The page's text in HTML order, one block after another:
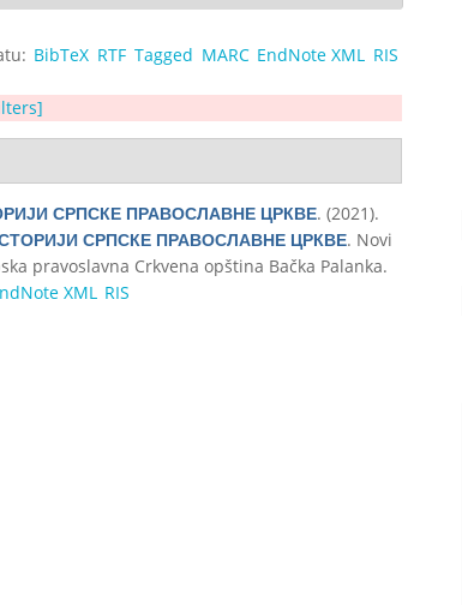
BibTeX RTF Tagged MARC EndNote XML RIS
СРПСКЕ ПРАВОСЛАВНЕ ЦРКВЕ. (2021).
СРПСКЕ ПРАВОСЛАВНЕ ЦРКВЕ. Novi
pravoslavna Crkvena opština Bačka Palanka.
XML RIS